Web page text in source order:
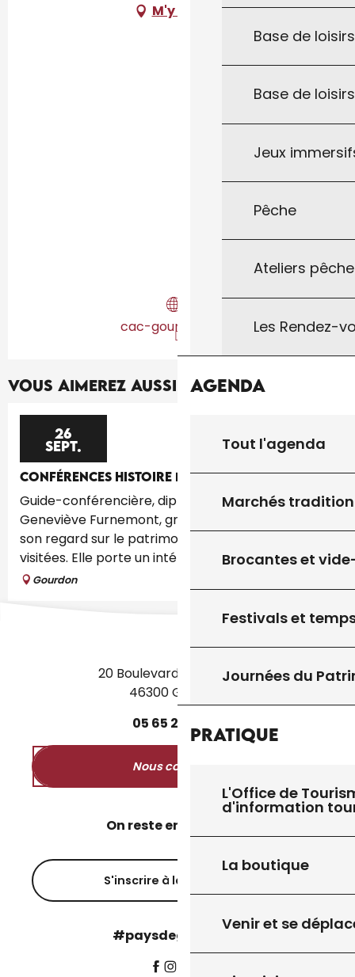
Base de
Base de
Jeux
Pêche
Ateliers
Les Rendez-
Agenda
Tout l'agenda
Marchés
Brocantes et
Festivals et
Journées du
Pratique
L'Office de
d'information
La boutique
Venir et se
M'y rendre
cac-gourdon.com
Vous aimerez aussi...
26
SEPT.
CONFÉRENCES HISTOIRE DE L'ART
Guide-conférencière, diplômée en histoire de l'Art,
Geneviève Furnemont, grande voyageuse, pose
son regard sur le patrimoine, âme des villes
visitées. Elle porte un intérêt...
Gourdon
20 Boulevard des Martyrs
46300 Gourdon
05 65 27
Nous contacter
On reste en contact ?
S'inscrire à la newsletter
#paysdegourdon !